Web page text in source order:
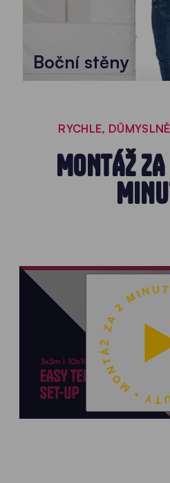
Boční stěny
RYCHLE,
MONTÁŽ
MONTÁŽ ZA 2